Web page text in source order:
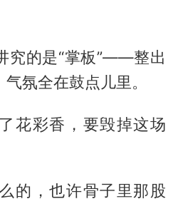
究的是“掌板”——整出
氛全在鼓点儿里。
花彩香，要毁掉这场
的，也许骨子里那股